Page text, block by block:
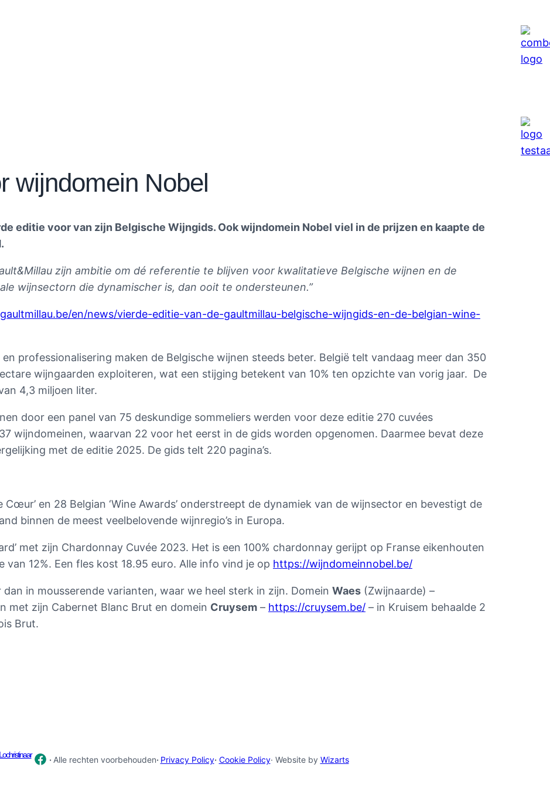
wijndomein Nobel
editie voor van zijn Belgische Wijngids. Ook wijndomein Nobel viel in de prijzen en kaapte de
zijn ambitie om dé referentie te blijven voor kwalitatieve Belgische wijnen en de
wijnsectorn die dynamischer is, dan ooit te ondersteunen.”
en/news/vierde-editie-van-de-gaultmillau-belgische-wijngids-en-de-belgian-wine-
professionalisering maken de Belgische wijnen steeds beter. België telt vandaag meer dan 350
wijngaarden exploiteren, wat een stijging betekent van 10% ten opzichte van vorig jaar. De
4,3 miljoen liter.
door een panel van 75 deskundige sommeliers werden voor deze editie 270 cuvées
wijndomeinen, waarvan 22 voor het eerst in de gids worden opgenomen. Daarmee bevat deze
met de editie 2025. De gids telt 220 pagina’s.
Cœur’ en 28 Belgian ‘Wine Awards’ onderstreept de dynamiek van de wijnsector en bevestigt de
binnen de meest veelbelovende wijnregio’s in Europa.
met zijn Chardonnay Cuvée 2023. Het is een 100% chardonnay gerijpt op Franse eikenhouten
12%. Een fles kost 18.95 euro. Alle info vind je op https://wijndomeinnobel.be/
in mousserende varianten, waar we heel sterk in zijn. Domein Waes (Zwijnaarde) –
met zijn Cabernet Blanc Brut en domein Cruysem – https://cruysem.be/ – in Kruisem behaalde 2
Brut.
Lochristinaar · Alle rechten voorbehouden· Privacy Policy· Cookie Policy· Website by Wizarts